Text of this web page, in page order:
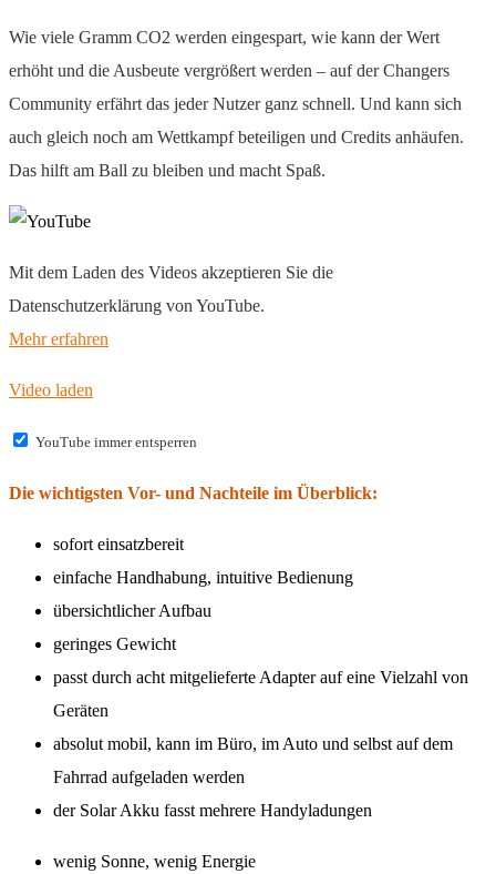
Wie viele Gramm CO2 werden eingespart, wie kann der Wert
erhöht und die Ausbeute vergrößert werden – auf der Changers
Community erfährt das jeder Nutzer ganz schnell. Und kann sich
auch gleich noch am Wettkampf beteiligen und Credits anhäufen.
Das hilft am Ball zu bleiben und macht Spaß.
Mit dem Laden des Videos akzeptieren Sie die
Datenschutzerklärung von YouTube.
Mehr erfahren
Video laden
YouTube immer entsperren
Die wichtigsten Vor- und Nachteile im Überblick:
sofort einsatzbereit
einfache Handhabung, intuitive Bedienung
übersichtlicher Aufbau
geringes Gewicht
passt durch acht mitgelieferte Adapter auf eine Vielzahl von
Geräten
absolut mobil, kann im Büro, im Auto und selbst auf dem
Fahrrad aufgeladen werden
der Solar Akku fasst mehrere Handyladungen
wenig Sonne, wenig Energie